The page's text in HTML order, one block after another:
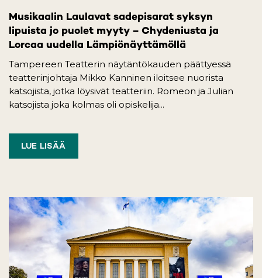
Musikaalin Laulavat sadepisarat syksyn
lipuista jo puolet myyty – Chydeniusta ja
Lorcaa uudella Lämpiönäyttämöllä
Tampereen Teatterin näytäntökauden päättyessä
teatterinjohtaja Mikko Kanninen iloitsee nuorista
katsojista, jotka löysivät teatteriin. Romeon ja Julian
katsojista joka kolmas oli opiskelija...
LUE LISÄÄ